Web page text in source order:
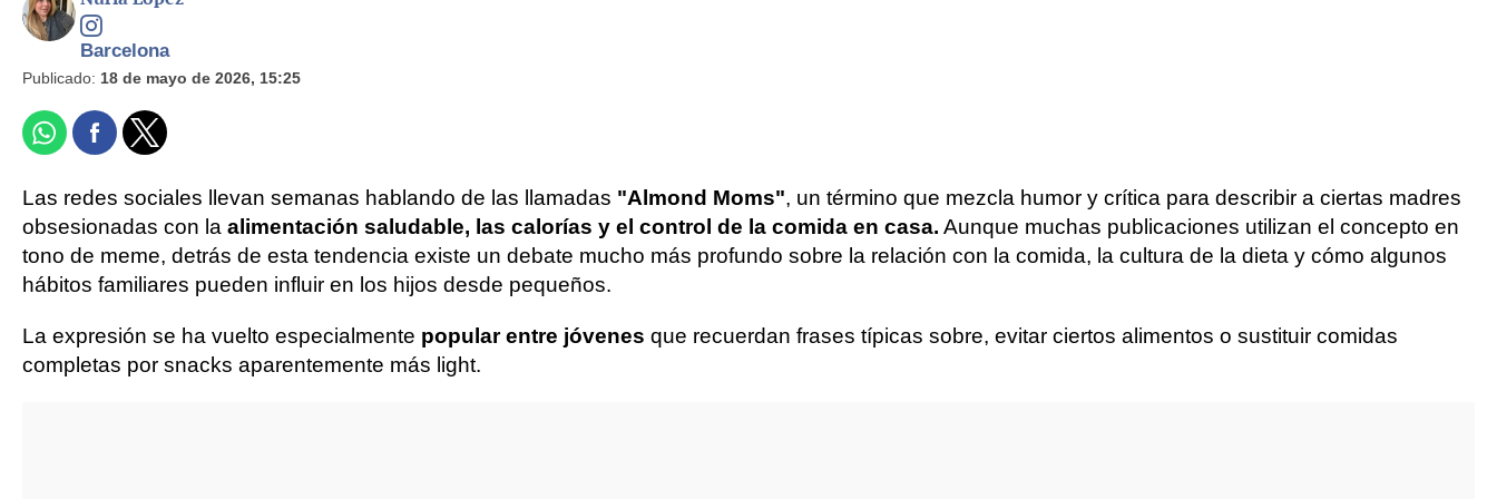
Barcelona
Publicado: 18 de mayo de 2026, 15:25
Las redes sociales llevan semanas hablando de las llamadas "Almond Moms", un término que mezcla humor y crítica para describir a ciertas madres
obsesionadas con la alimentación saludable, las calorías y el control de la comida en casa. Aunque muchas publicaciones utilizan el concepto en
tono de meme, detrás de esta tendencia existe un debate mucho más profundo sobre la relación con la comida, la cultura de la dieta y cómo algunos
hábitos familiares pueden influir en los hijos desde pequeños.
La expresión se ha vuelto especialmente popular entre jóvenes que recuerdan frases típicas sobre, evitar ciertos alimentos o sustituir comidas
completas por snacks aparentemente más light.